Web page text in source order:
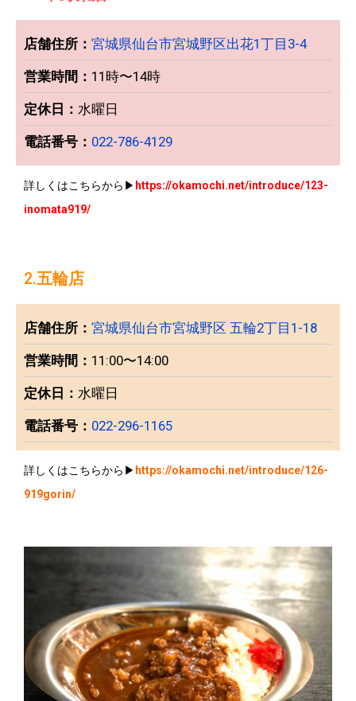
店舗住所： 宮城県仙台市宮城野区出花1丁目3-4
営業時間： 11時〜14時
定休日： 水曜日
電話番号： 022-786-4129
詳しくはこちらから▶︎ https://okamochi.net/introduce/123-
inomata919/
2.五輪店
店舗住所： 宮城県仙台市宮城野区 五輪2丁目1-18
営業時間： 11:00〜14:00
定休日： 水曜日
電話番号： 022-296-1165
詳しくはこちらから▶︎ https://okamochi.net/introduce/126-
919gorin/